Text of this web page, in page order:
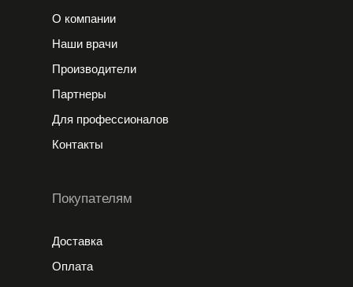
Покупателям
О компании
Доставка
Наши врачи
Оплата
Производители
Партнеры
Для профессионалов
Контакты